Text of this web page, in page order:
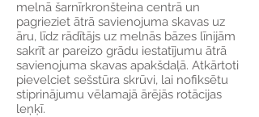
melnā šarnīrkronšteina centrā un
pagrieziet ātrā savienojuma skavas uz
āru, līdz rādītājs uz melnās bāzes līnijām
sakrīt ar pareizo grādu iestatījumu ātrā
savienojuma skavas apakšdaļā. Atkārtoti
pievelciet sešstūra skrūvi, lai nofiksētu
stiprinājumu vēlamajā ārējās rotācijas
leņķī.